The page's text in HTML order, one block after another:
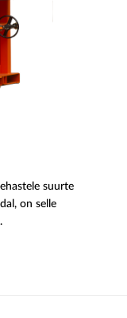
suurte
on selle